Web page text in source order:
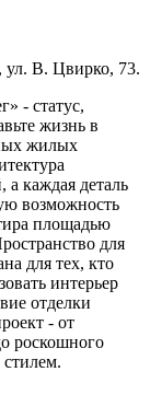
ул. В. Цвирко, 73.
- статус,
жизнь в
жилых
а каждая деталь
возможность
площадью
для
для тех, кто
интерьер
отделки
- от
роскошного